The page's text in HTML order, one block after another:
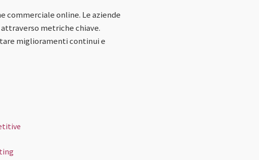
commerciale online. Le aziende
metriche chiave.
miglioramenti continui e